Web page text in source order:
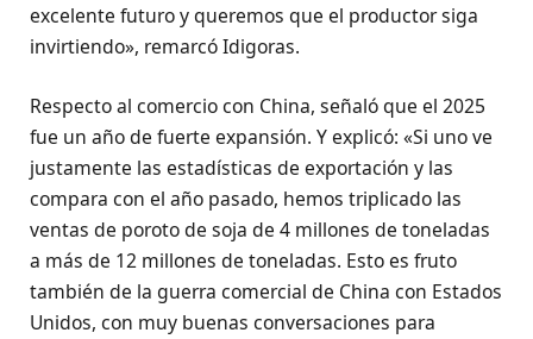
excelente futuro y queremos que el productor siga
invirtiendo», remarcó Idigoras.
Respecto al comercio con China, señaló que el 2025
fue un año de fuerte expansión. Y explicó: «Si uno ve
justamente las estadísticas de exportación y las
compara con el año pasado, hemos triplicado las
ventas de poroto de soja de 4 millones de toneladas
a más de 12 millones de toneladas. Esto es fruto
también de la guerra comercial de China con Estados
Unidos, con muy buenas conversaciones para